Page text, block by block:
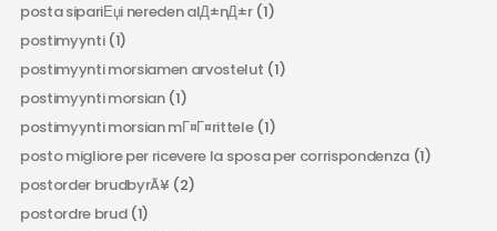
posta sipariЕџi nereden alД±nД±r(1)
postimyynti(1)
postimyynti morsiamen arvostelut (1)
postimyynti morsian(1)
postimyynti morsian mГ¤Г¤rittele(1)
posto migliore per ricevere la sposa per corrispondenza (1)
postorder brudbyrÃ¥ (2)
postordre brud(1)